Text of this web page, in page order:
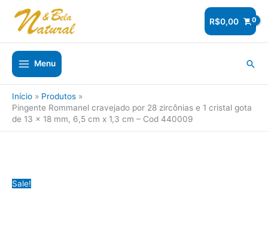
para
conteúdo
R$0,00
Menu
Início
Produtos
Pingente Rommanel cravejado por 28 zircônias e 1 cristal gota
de 13 x 18 mm, 6,5 cm x 1,3 cm – Cod 440009
Sale!